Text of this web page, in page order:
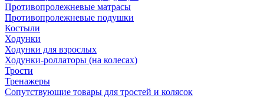
Противопролежневые матрасы
Противопролежневые подушки
Костыли
Ходунки
Ходунки для взрослых
Ходунки-роллаторы (на колесах)
Трости
Тренажеры
Сопутствующие товары для тростей и колясок